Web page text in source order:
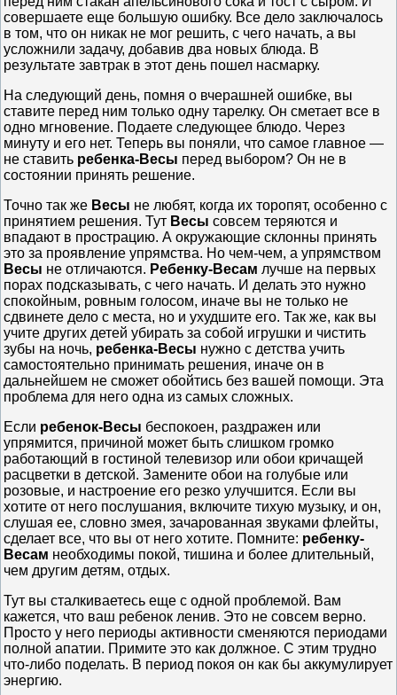
совершаете еще большую ошибку. Все дело заключалось
в том, что он никак не мог решить, с чего начать, а вы
усложнили задачу, добавив два новых блюда. В
результате завтрак в этот день пошел насмарку.
На следующий день, помня о вчерашней ошибке, вы
ставите перед ним только одну тарелку. Он сметает все в
одно мгновение. Подаете следующее блюдо. Через
минуту и его нет. Теперь вы поняли, что самое главное —
не ставить ребенка-Весы перед выбором? Он не в
состоянии принять решение.
Точно так же Весы не любят, когда их торопят, особенно с
принятием решения. Тут Весы совсем теряются и
впадают в прострацию. А окружающие склонны принять
это за проявление упрямства. Но чем-чем, а упрямством
Весы не отличаются. Ребенку-Весам лучше на первых
порах подсказывать, с чего начать. И делать это нужно
спокойным, ровным голосом, иначе вы не только не
сдвинете дело с места, но и ухудшите его. Так же, как вы
учите других детей убирать за собой игрушки и чистить
зубы на ночь, ребенка-Весы нужно с детства учить
самостоятельно принимать решения, иначе он в
дальнейшем не сможет обойтись без вашей помощи. Эта
проблема для него одна из самых сложных.
Если ребенок-Весы беспокоен, раздражен или
упрямится, причиной может быть слишком громко
работающий в гостиной телевизор или обои кричащей
расцветки в детской. Замените обои на голубые или
розовые, и настроение его резко улучшится. Если вы
хотите от него послушания, включите тихую музыку, и он,
слушая ее, словно змея, зачарованная звуками флейты,
сделает все, что вы от него хотите. Помните: ребенку-
Весам необходимы покой, тишина и более длительный,
чем другим детям, отдых.
Тут вы сталкиваетесь еще с одной проблемой. Вам
кажется, что ваш ребенок ленив. Это не совсем верно.
Просто у него периоды активности сменяются периодами
полной апатии. Примите это как должное. С этим трудно
что-либо поделать. В период покоя он как бы аккумулирует
энергию.